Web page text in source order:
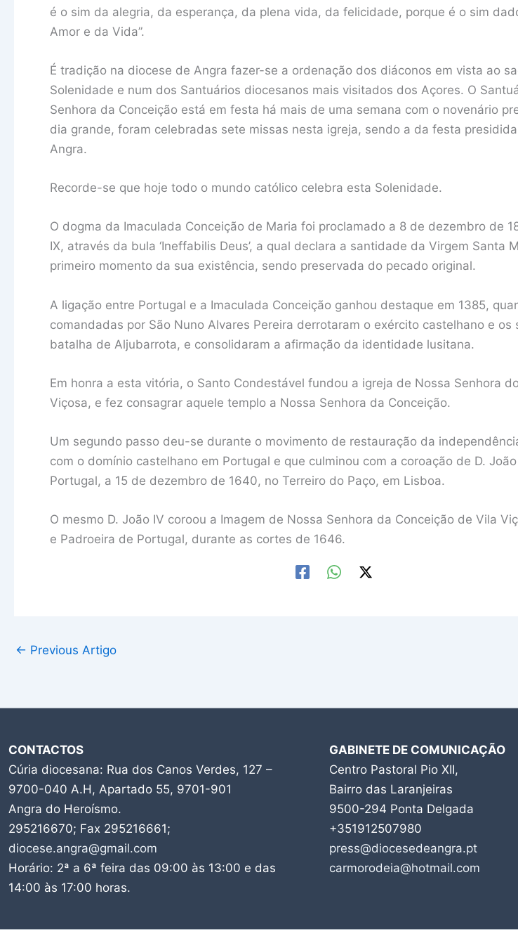
é o sim da alegria, da esperança, da plena vida, da felicidade, porque é o sim
Amor e da Vida”.
É tradição na diocese de Angra fazer-se a ordenação dos diáconos em vista ao
Solenidade e num dos Santuários diocesanos mais visitados dos Açores. O
Senhora da Conceição está em festa há mais de uma semana com o novenário
dia grande, foram celebradas sete missas nesta igreja, sendo a da festa
Angra.
Recorde-se que hoje todo o mundo católico celebra esta Solenidade.
O dogma da Imaculada Conceição de Maria foi proclamado a 8 de dezembro de
IX, através da bula ‘Ineffabilis Deus’, a qual declara a santidade da Virgem Santa
primeiro momento da sua existência, sendo preservada do pecado original.
A ligação entre Portugal e a Imaculada Conceição ganhou destaque em 1385,
comandadas por São Nuno Alvares Pereira derrotaram o exército castelhano e os
batalha de Aljubarrota, e consolidaram a afirmação da identidade lusitana.
Em honra a esta vitória, o Santo Condestável fundou a igreja de Nossa Senhora
Viçosa, e fez consagrar aquele templo a Nossa Senhora da Conceição.
Um segundo passo deu-se durante o movimento de restauração da
com o domínio castelhano em Portugal e que culminou com a coroação de D.
Portugal, a 15 de dezembro de 1640, no Terreiro do Paço, em Lisboa.
O mesmo D. João IV coroou a Imagem de Nossa Senhora da Conceição de Vila
e Padroeira de Portugal, durante as cortes de 1646.
← Previous Artigo
CONTACTOS
Cúria diocesana: Rua dos Canos Verdes, 127 –
9700-040 A.H, Apartado 55, 9701-901
Angra do Heroísmo.
295216670; Fax 295216661;
diocese.angra@gmail.com
Horário: 2ª a 6ª feira das 09:00 às 13:00 e das
14:00 às 17:00 horas.
GABINETE DE COMUNICAÇÃO
Centro Pastoral Pio XII,
Bairro das Laranjeiras
9500-294 Ponta Delgada
+351912507980
press@diocesedeangra.pt
carmorodeia@hotmail.com